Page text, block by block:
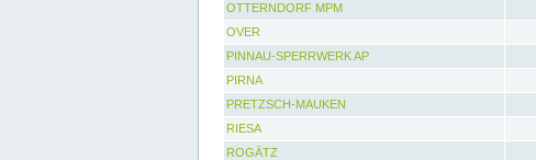
OTTERNDORF MPM
OVER
PINNAU-SPERRWERK AP
PIRNA
PRETZSCH-MAUKEN
RIESA
ROGÄTZ